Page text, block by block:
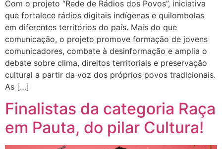
Com o projeto “Rede de Rádios dos Povos”, iniciativa
que fortalece rádios digitais indígenas e quilombolas
em diferentes territórios do país. Mais do que
comunicação, o projeto promove formação de jovens
comunicadores, combate à desinformação e amplia o
debate sobre clima, direitos territoriais e preservação
cultural a partir da voz dos próprios povos tradicionais.
As […]
Finalistas da categoria Raça
em Pauta, do pilar Cultura!